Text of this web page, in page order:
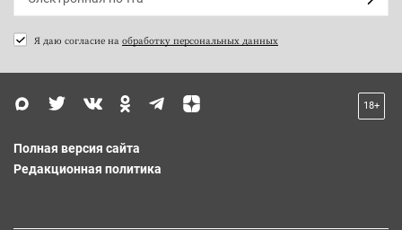
Я даю согласие на обработку персональных данных
18+
Полная версия сайта
Редакционная политика